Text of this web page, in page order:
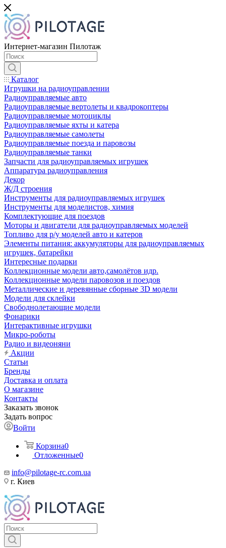
Интернет-магазин Пилотаж
Каталог
Игрушки на радиоуправлении
Радиоуправляемые авто
Радиоуправляемые вертолеты и квадрокоптеры
Радиоуправляемые мотоциклы
Радиоуправляемые яхты и катера
Радиоуправляемые самолеты
Радиоуправляемые поезда и паровозы
Радиоуправляемые танки
Запчасти для радиоуправляемых игрушек
Аппаратура радиоуправления
Декор
Ж/Д строения
Инструменты для радиоуправляемых игрушек
Инструменты для моделистов, химия
Комплектующие для поездов
Моторы и двигатели для радиоуправляемых моделей
Топливо для р/у моделей авто и катеров
Элементы питания: аккумуляторы для радиоуправляемых
игрушек, батарейки
Интересные подарки
Коллекционные модели авто,самолётов идр.
Коллекционные модели паровозов и поездов
Металлические и деревянные сборные 3D модели
Модели для склейки
Свободнолетающие модели
Фонарики
Интерактивные игрушки
Микро-роботы
Радио и видеоняни
Акции
Статьи
Бренды
Доставка и оплата
О магазине
Контакты
Заказать звонок
Задать вопрос
Войти
Корзина0
Отложенные0
info@pilotage-rc.com.ua
г. Киев